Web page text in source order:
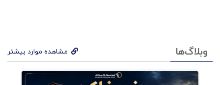
وبلاگ‌ها مشاهده موارد بیشتر